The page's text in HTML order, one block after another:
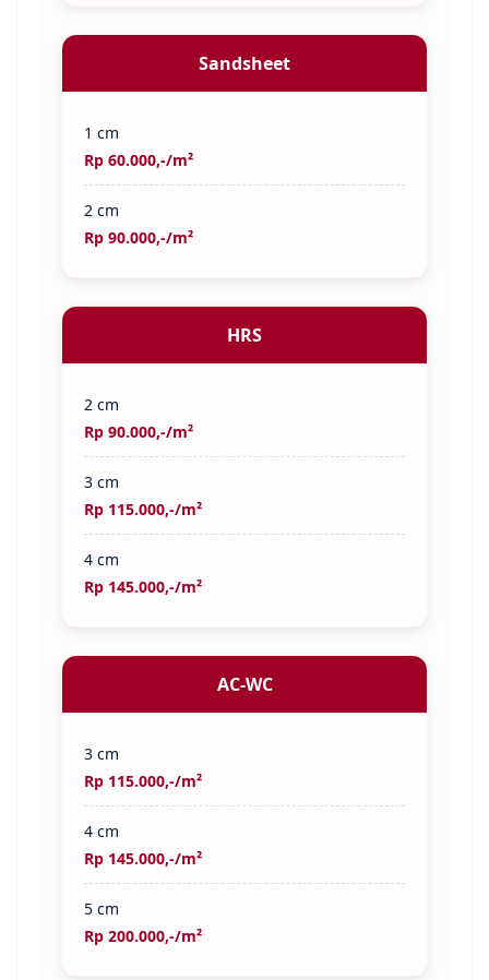
Sandsheet
1 cm
Rp 60.000,-/m²
2 cm
Rp 90.000,-/m²
HRS
2 cm
Rp 90.000,-/m²
3 cm
Rp 115.000,-/m²
4 cm
Rp 145.000,-/m²
AC-WC
3 cm
Rp 115.000,-/m²
4 cm
Rp 145.000,-/m²
5 cm
Rp 200.000,-/m²